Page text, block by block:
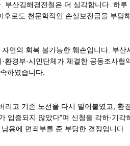
부산김해경전철은 더 심각합니다. 하
로도 천문학적인 손실보전금을 부담
연의 회복 불가능한 훼손입니다. 부
환경부·시민단체가 체결한 공동조사
하였습니다.
리고 기존 노선을 다시 밀어붙였고,
입증되지 않았다”며 신청을 각하·기
용에 면죄부를 준 부당한 결정입니다.